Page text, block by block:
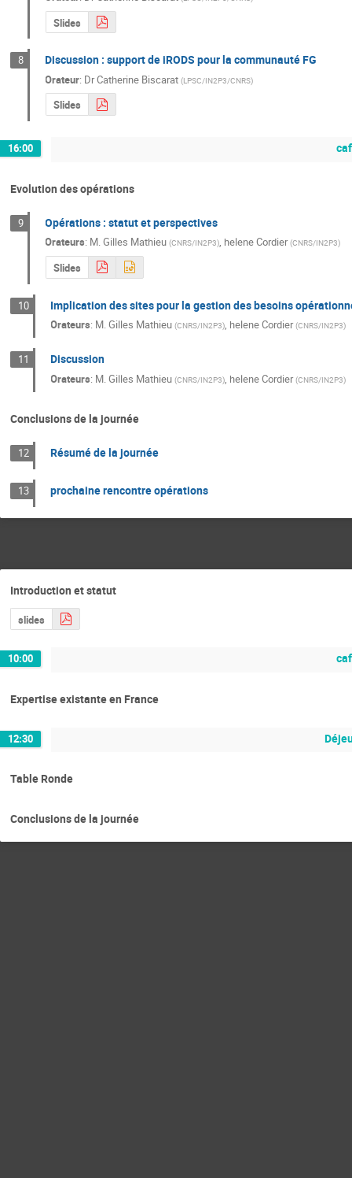
Slides
8 Discussion : support de iRODS pour la communauté FG
Orateur: DrCatherine Biscarat (LPSC/IN2P3/CNRS)
Slides
16:00
Evolution des opérations
9 Opérations : statut et perspectives
Orateurs: M.Gilles Mathieu (CNRS/IN2P3), helene Cordier (CNRS/IN2P3)
Slides
10 Implication des sites pour la gestion des besoins
Orateurs: M.Gilles Mathieu (CNRS/IN2P3), helene Cordier (CNRS/IN2P3)
11 Discussion
Orateurs: M. Gilles Mathieu (CNRS/IN2P3) helene Cordier (CNRS/IN2P3)
Conclusions de la journée
12 Résumé de la journée
13 prochaine rencontre opérations
Introduction et statut
slides
10:00
Expertise existante en France
12:30
Table Ronde
Conclusions de la journée